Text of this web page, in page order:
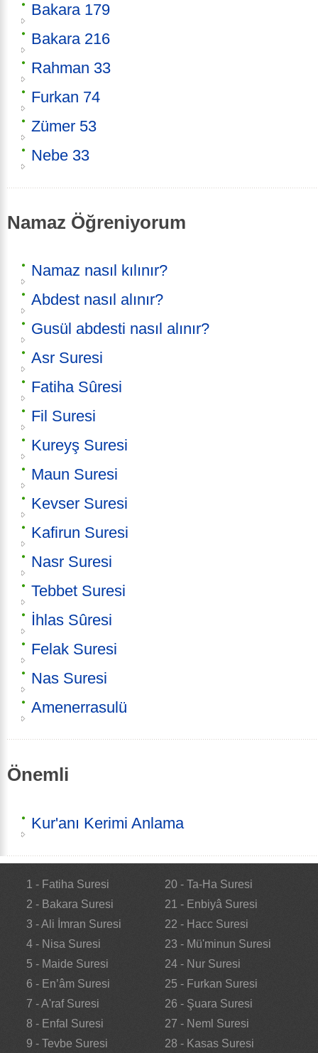
Bakara 179
Bakara 216
Rahman 33
Furkan 74
Zümer 53
Nebe 33
Namaz Öğreniyorum
Namaz nasıl kılınır?
Abdest nasıl alınır?
Gusül abdesti nasıl alınır?
Asr Suresi
Fatiha Sûresi
Fil Suresi
Kureyş Suresi
Maun Suresi
Kevser Suresi
Kafirun Suresi
Nasr Suresi
Tebbet Suresi
İhlas Sûresi
Felak Suresi
Nas Suresi
Amenerrasulü
Önemli
Kur'anı Kerimi Anlama
1 - Fatiha Suresi
2 - Bakara Suresi
3 - Ali İmran Suresi
4 - Nisa Suresi
5 - Maide Suresi
6 - En’âm Suresi
7 - A'raf Suresi
8 - Enfal Suresi
9 - Tevbe Suresi
20 - Ta-Ha Suresi
21 - Enbiyâ Suresi
22 - Hacc Suresi
23 - Mü'minun Suresi
24 - Nur Suresi
25 - Furkan Suresi
26 - Şuara Suresi
27 - Neml Suresi
28 - Kasas Suresi